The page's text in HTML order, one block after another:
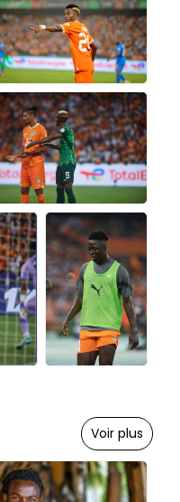
Voir plus